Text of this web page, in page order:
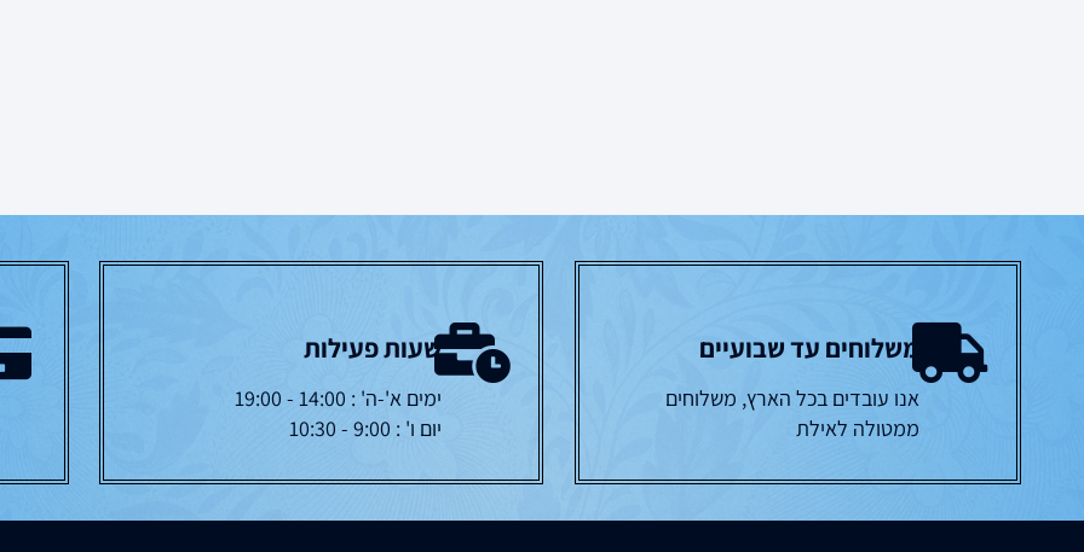
משלוחים עד שבועיים
אנו עובדים בכל הארץ, משלוחים
ממטולה לאילת
שעות פעילות
ימים א'-ה' : 14:00 - 19:00
יום ו' : 9:00 - 10:30